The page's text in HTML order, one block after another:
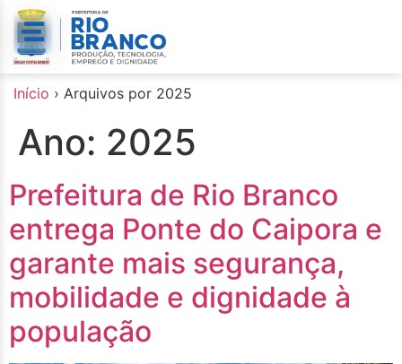
conteúdo
Início › Arquivos por 2025
Ano: 2025
Prefeitura de Rio Branco
entrega Ponte do Caipora e
garante mais segurança,
mobilidade e dignidade à
população